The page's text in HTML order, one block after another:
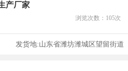
产厂家
浏览次数： 105次
发货地:山东省潍坊潍城区望留街道